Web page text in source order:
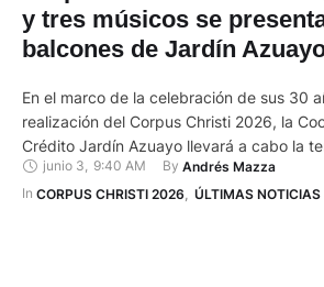
y tres músicos se
balcones de Jardín
En el marco de la celebración de sus 30
realización del Corpus Christi 2026, la
Crédito Jardín Azuayo llevará a cabo la
“Música en los Balcones Jardín Azuayo”.
desarrollará en dos días: desde las 19h00
junio 3, 9:40 AM By Andrés Mazza
In CORPUS CHRISTI 2026 ÚLTIMAS NOTICIAS